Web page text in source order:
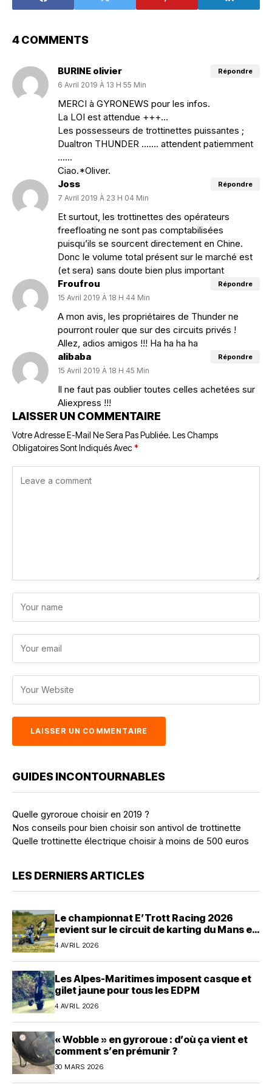
4 COMMENTS
BURINE olivier
6 Avril 2019 À 13 H 55 Min
MERCI à GYRONEWS pour les infos.
La LOI est attendue +++…
Les possesseurs de trottinettes puissantes ;
Dualtron THUNDER ……. attendent patiemment
……
Ciao.*Oliver.
Répondre
Joss
7 Avril 2019 À 23 H 04 Min
Et surtout, les trottinettes des opérateurs
freefloating ne sont pas comptabilisées
puisqu’ils se sourcent directement en Chine.
Donc le volume total présent sur le marché est
(et sera) sans doute bien plus important
Répondre
Froufrou
15 Avril 2019 À 18 H 44 Min
A mon avis, les propriétaires de Thunder ne
pourront rouler que sur des circuits privés !
Allez, adios amigos !!! Ha ha ha ha
Répondre
alibaba
15 Avril 2019 À 18 H 45 Min
Il ne faut pas oublier toutes celles achetées sur
Aliexpress !!!
Répondre
LAISSER UN COMMENTAIRE
Votre Adresse E-Mail Ne Sera Pas Publiée. Les Champs
Obligatoires Sont Indiqués Avec*
GUIDES INCONTOURNABLES
Quelle gyroroue choisir en 2019 ?
Nos conseils pour bien choisir son antivol de trottinette
Quelle trottinette électrique choisir à moins de 500 euros
LES DERNIERS ARTICLES
Le championnat E’Trott Racing 2026
revient sur le circuit de karting du Mans en
avril
4 AVRIL 2026
Les Alpes-Maritimes imposent casque et
gilet jaune pour tous les EDPM
4 AVRIL 2026
« Wobble » en gyroroue : d’où ça vient et
comment s’en prémunir ?
30 MARS 2026